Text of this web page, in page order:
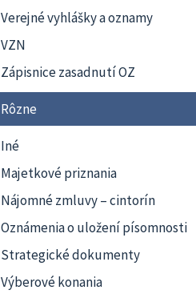
Verejné vyhlášky a oznamy
VZN
Zápisnice zasadnutí OZ
Rôzne
Iné
Majetkové priznania
Nájomné zmluvy – cintorín
Oznámenia o uložení písomnosti
Strategické dokumenty
Výberové konania